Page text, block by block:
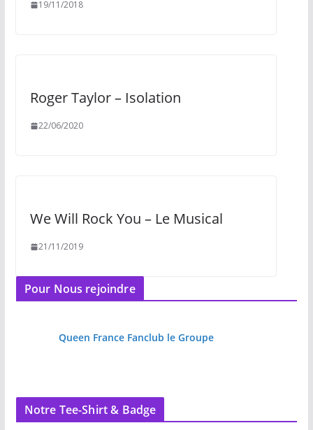
19/11/2018
Roger Taylor – Isolation
22/06/2020
We Will Rock You – Le Musical
21/11/2019
Pour Nous rejoindre
Queen France Fanclub le Groupe
Notre Tee-Shirt & Badge